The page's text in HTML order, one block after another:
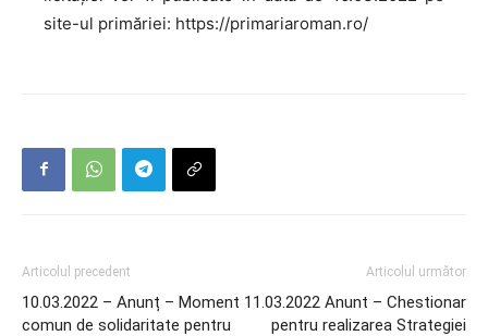
site-ul primăriei: https://primariaroman.ro/
Articolul precedent
10.03.2022 – Anunț – Moment
comun de solidaritate pentru
Articolul următor
11.03.2022 Anunt – Chestionar
pentru realizarea Strategiei